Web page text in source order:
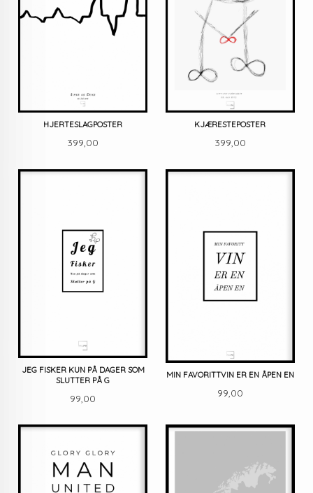
HJERTESLAGPOSTER
Pris
399,00
KJÆRESTEPOSTER
Pris
399,00
JEG FISKER KUN PÅ DAGER SOM
SLUTTER PÅ G
Pris
99,00
MIN FAVORITTVIN ER EN ÅPEN EN
Pris
99,00